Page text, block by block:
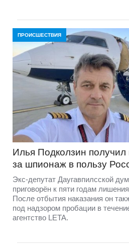
ПРОИСШЕСТВИЯ
Илья Подколзин
за шпионаж в пользу
Экс-депутат Даугавпилсской
приговорён к пяти годам
После отбытия наказания он
под надзором пробации в
агентство LETA.